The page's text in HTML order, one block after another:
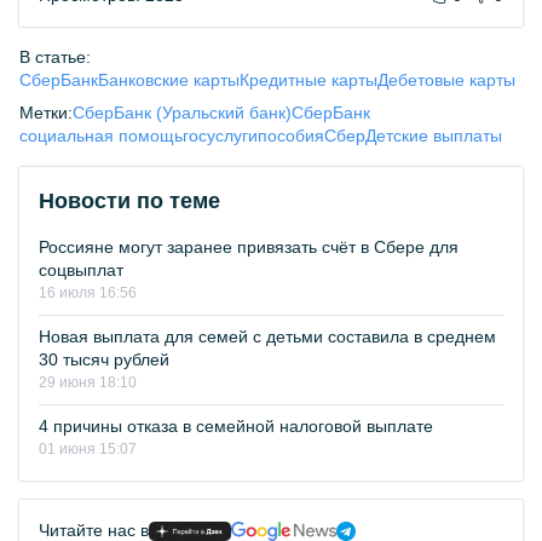
В статье:
СберБанкБанковские картыКредитные картыДебетовые карты
Метки:СберБанк (Уральский банк)СберБанк
социальная помощьгосуслугипособияСберДетские выплаты
Новости по теме
Россияне могут заранее привязать счёт в Сбере для
соцвыплат
16 июля 16:56
Новая выплата для семей с детьми составила в среднем
30 тысяч рублей
29 июня 18:10
4 причины отказа в семейной налоговой выплате
01 июня 15:07
Читайте нас в